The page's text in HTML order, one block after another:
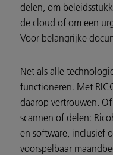
delen, om
de cloud of om een
Voor belangrijke
Net als alle
functioneren. Met
daarop vertrouwen.
scannen of delen:
en software, inclusief
voorspelbaar